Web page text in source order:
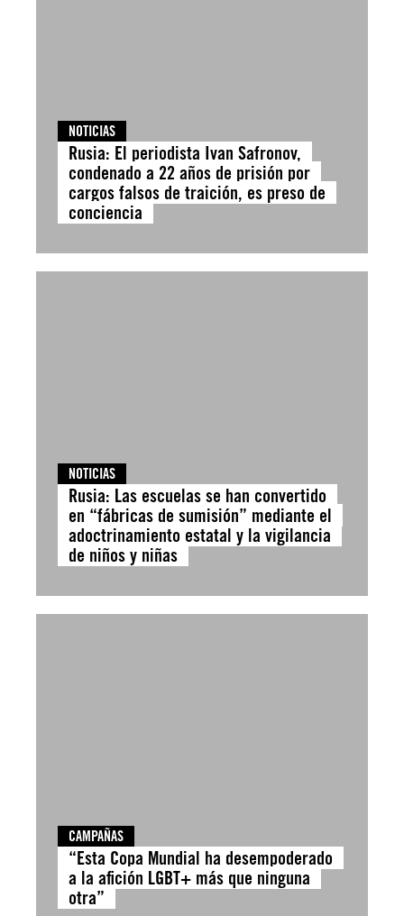
NOTICIAS
Rusia: El periodista Ivan Safronov,
condenado a 22 años de prisión por
cargos falsos de traición, es preso de
conciencia
NOTICIAS
Rusia: Las escuelas se han convertido
en “fábricas de sumisión” mediante el
adoctrinamiento estatal y la vigilancia
de niños y niñas
CAMPAÑAS
“Esta Copa Mundial ha desempoderado
a la afición LGBT+ más que ninguna
otra”